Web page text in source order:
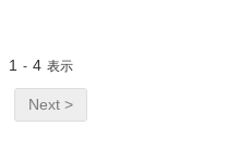
1 - 4 表示
Next >